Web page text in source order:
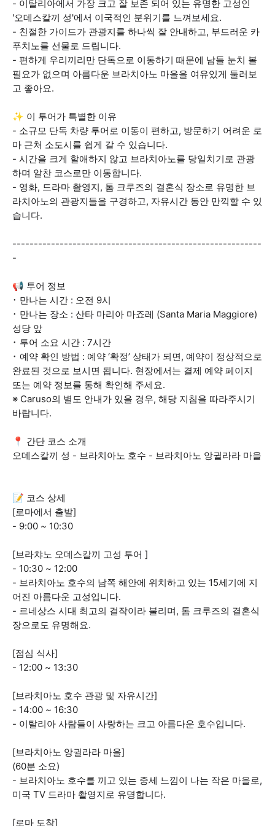
- 이탈리아에서 가장 크고 잘 보존 되어 있는 유명한 고성인
'오데스칼끼 성'에서 이국적인 분위기를 느껴보세요.
- 친절한 가이드가 관광지를 하나씩 잘 안내하고, 부드러운 카
푸치노를 선물로 드립니다.
- 편하게 우리끼리만 단독으로 이동하기 때문에 남들 눈치 볼
필요가 없으며 아름다운 브라치아노 마을을 여유있게 둘러보
고 좋아요.
✨ 이 투어가 특별한 이유
- 소규모 단독 차량 투어로 이동이 편하고, 방문하기 어려운 로
마 근처 소도시를 쉽게 갈 수 있습니다.
- 시간을 크게 할애하지 않고 브라치아노를 당일치기로 관광
하며 알찬 코스로만 이동합니다.
- 영화, 드라마 촬영지, 톰 크루즈의 결혼식 장소로 유명한 브
라치아노의 관광지들을 구경하고, 자유시간 동안 만끽할 수 있
습니다.
----------------------------------------------------------
-
📢 투어 정보
･ 만나는 시간 : 오전 9시
･ 만나는 장소 : 산타 마리아 마죠레 (Santa Maria Maggiore)
성당 앞
･ 투어 소요 시간 : 7시간
･ 예약 확인 방법 : 예약 ‘확정’ 상태가 되면, 예약이 정상적으로
완료된 것으로 보시면 됩니다. 현장에서는 결제 예약 페이지
또는 예약 정보를 통해 확인해 주세요.
※ Caruso의 별도 안내가 있을 경우, 해당 지침을 따라주시기
바랍니다.
📍 간단 코스 소개
오데스칼끼 성 - 브라치아노 호수 - 브라치아노 앙귈라라 마을
📝 코스 상세
[로마에서 출발]
- 9:00 ~ 10:30
[브라챠노 오데스칼끼 고성 투어 ]
- 10:30 ~ 12:00
- 브라치아노 호수의 남쪽 해안에 위치하고 있는 15세기에 지
어진 아름다운 고성입니다.
- 르네상스 시대 최고의 걸작이라 불리며, 톰 크루즈의 결혼식
장으로도 유명해요.
[점심 식사]
- 12:00 ~ 13:30
[브라치아노 호수 관광 및 자유시간]
- 14:00 ~ 16:30
- 이탈리아 사람들이 사랑하는 크고 아름다운 호수입니다.
[브라치아노 앙귈라라 마을]
(60분 소요)
- 브라치아노 호수를 끼고 있는 중세 느낌이 나는 작은 마을로,
미국 TV 드라마 촬영지로 유명합니다.
[로마 도착]